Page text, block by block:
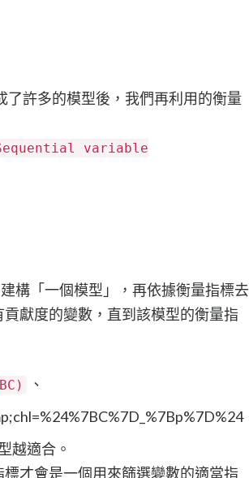
了許多的模型後，我們再利用的衡量
variable
構「一個模型」，再依據衡量指標去
獻度的變數，直到該模型的衡量指
、
越適合。
才會是一個用來篩選變數的適當指